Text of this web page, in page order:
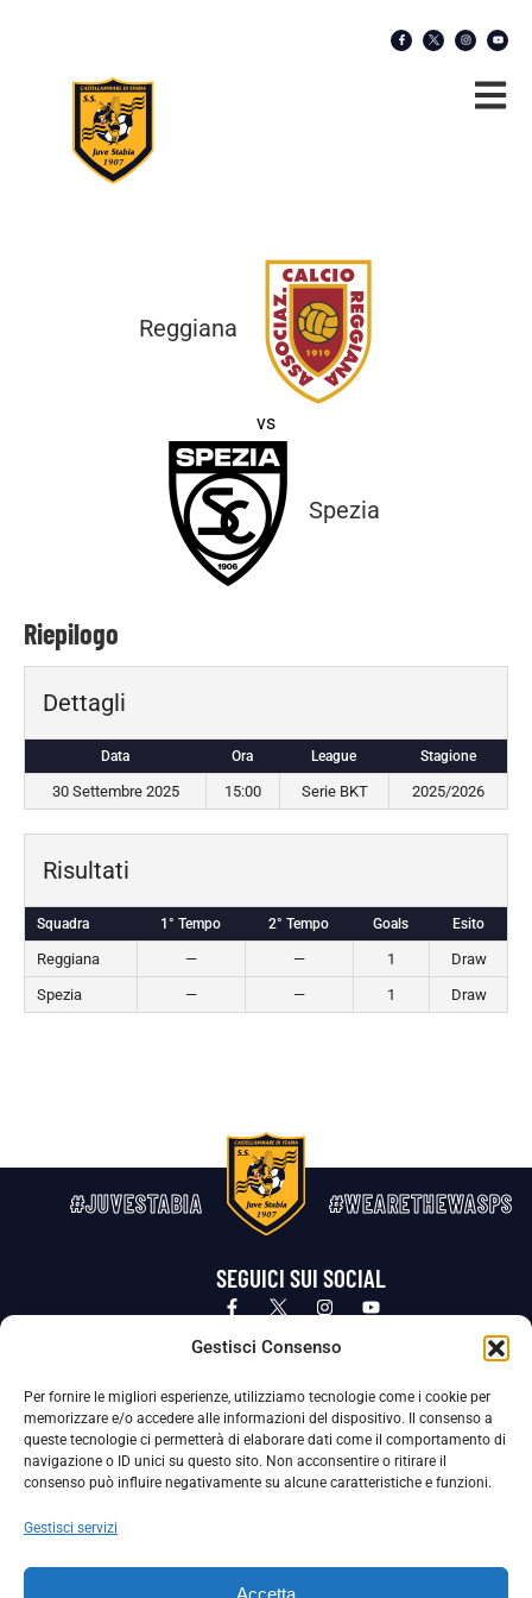
Gestisci Consenso
Per fornire le migliori esperienze, utilizziamo tecnologie come i cookie per
memorizzare e/o accedere alle informazioni del dispositivo. Il consenso a
queste tecnologie ci permetterà di elaborare dati come il comportamento di
navigazione o ID unici su questo sito. Non acconsentire o ritirare il
consenso può influire negativamente su alcune caratteristiche e funzioni.
Gestisci servizi
Accetta
Reggiana
vs
Spezia
Riepilogo
Dettagli
Data Ora League Stagione
30 Settembre 2025 15:00 Serie BKT 2025/2026
Risultati
Squadra 1° Tempo 2° Tempo Goals Esito
Reggiana — — 1
Draw
Spezia
— — 1 Draw
#JUVESTABIA #WEARETHEWASPS
SEGUICI SUI SOCIAL
Privacy Policy Cookie Policy
La Società ha nominato il Responsabile della Protezione dei Dati Personali (DPO), figura specializzata che vigila sulle modalità
adottate dalla nostra Società per tutelare i Suoi dati personali.
Per contattare il DPO può scrivere a